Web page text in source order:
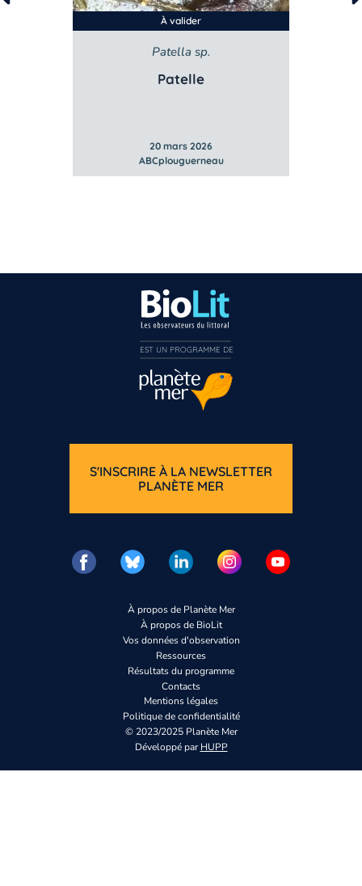
À valider
Patella sp.
Patelle
20 mars 2026
ABCplouguerneau
À propos de Planète Mer
À propos de BioLit
Vos données d'observation
Ressources
Résultats du programme
Contacts
Mentions légales
Politique de confidentialité
© 2023/2025 Planète Mer
Développé parHUPP
S'INSCRIRE À LA NEWSLETTER
PLANÈTE MER